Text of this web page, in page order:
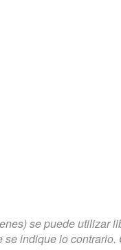
se puede utilizar
indique lo contrario.